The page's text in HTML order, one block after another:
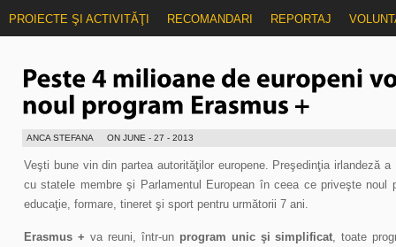
PROIECTE ŞI ACTIVITĂŢI RECOMANDARI REPORTAJ
ANCA STEFANA ON JUNE - 27 - 2013
Veşti bune vin din partea autorităţilor europene. Preşedinţia irlandeză
cu statele membre şi Parlamentul European în ceea ce priveşte noul
educaţie, formare, tineret şi sport pentru următorii 7 ani.
Erasmus + va reuni, într-un program unic şi simplificat, toate